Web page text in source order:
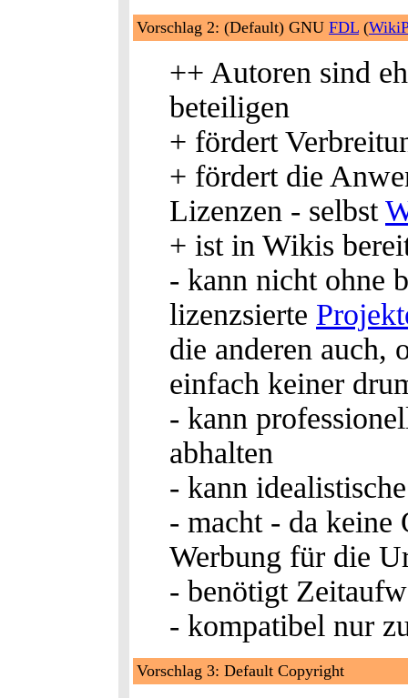
Vorschlag 2: (Default) GNU FDL (
++ Autoren sind
beteiligen
+ fördert
+ fördert die
Lizenzen - selbst
+ ist in Wikis
- kann nicht ohne
lizenzsierte
die anderen auch,
einfach keiner
- kann
abhalten
- kann
- macht - da keine
Werbung für die
- benötigt
- kompatibel nur
Vorschlag 3: Default Copyright